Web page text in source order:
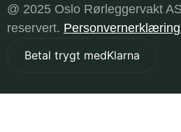
@ 2025 Oslo Rørleggervakt
reservert.
Betal trygt medKlarna